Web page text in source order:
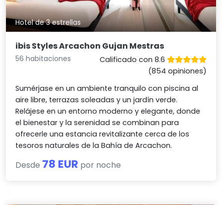
Hotel de 3 estrellas
ibis Styles Arcachon Gujan Mestras
56 habitaciones
Calificado con 8.6
(854 opiniones)
Sumérjase en un ambiente tranquilo con piscina al
aire libre, terrazas soleadas y un jardín verde.
Relájese en un entorno moderno y elegante, donde
el bienestar y la serenidad se combinan para
ofrecerle una estancia revitalizante cerca de los
tesoros naturales de la Bahía de Arcachon.
Desde 78 EUR por noche